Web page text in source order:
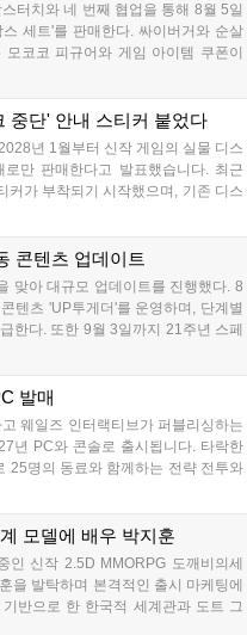
터치와 네 번째 협업을 통해 8월 5일
세트'를 판매한다. 싸이버거와 순살
코코 피규어와 게임 아이템 쿠폰이
구매 가능하며, 수익금은 사회 공헌
인 가능하다....
중단' 안내 스티커 붙었다
년 1월부터 신작 게임의 실물 디스
만 판매한다고 발표했습니다. 최근
커가 부착되기 시작했으며, 기존 디스
일 실적 발표에서 소니 측은 이용자
니다....
콘텐츠 업데이트
맞아 대규모 업데이트를 진행했다. 8
텐츠 'UP투게더'를 운영하며, 단계별
한다. 또한 9월 3일까지 21주년 스페
등 다채로운 행사를 연다. 8월 9일까
6일 오후 8시에는 공식 SOOP 채널
송을 통해 업데이트를 소개하고 시청
이다....
발매
웨일즈 인터랙티브가 퍼블리싱하는
년 PC와 콘솔로 출시됩니다. 타락한
25명의 동료와 함께하는 전략 전투와
타터 펀딩을 성공적으로 마친 이 게
모델에 배우 박지훈
인 신작 2.5D MMORPG 도깨비의세
을 발탁하며 본격적인 출시 마케팅에
반으로 한 한국적 세계관과 도트 그
을 시작으로 9월에는 쇼케이스를 통